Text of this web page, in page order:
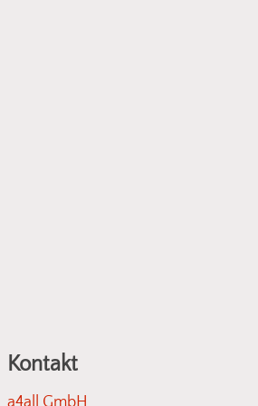
Kontakt
a4all GmbH